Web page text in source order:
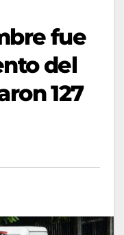
fue
del
127